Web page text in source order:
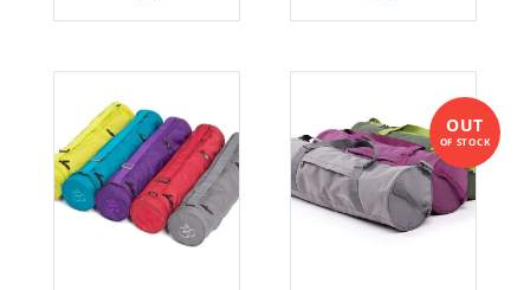
ma
wariantów.
Opcje
można
wybrać
na
stronie
produktu
ma
wariantów.
można
wybrać
na
stronie
OUT
OF STOCK